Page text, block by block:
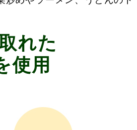
れた
用